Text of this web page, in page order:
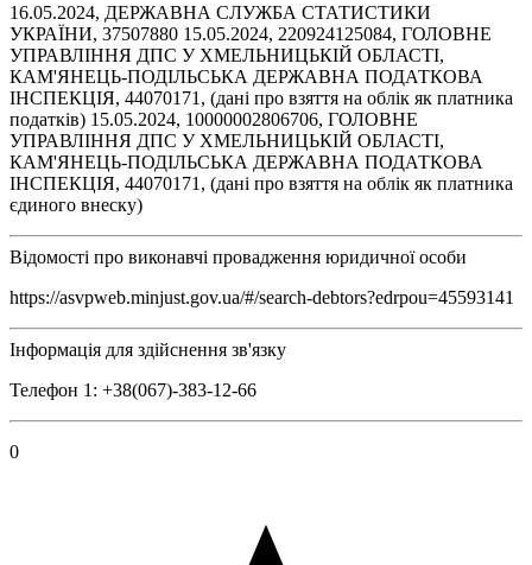
16.05.2024, ДЕРЖАВНА СЛУЖБА СТАТИСТИКИ
УКРАЇНИ, 37507880 15.05.2024, 220924125084, ГОЛОВНЕ
УПРАВЛІННЯ ДПС У ХМЕЛЬНИЦЬКІЙ ОБЛАСТІ,
КАМ'ЯНЕЦЬ-ПОДІЛЬСЬКА ДЕРЖАВНА ПОДАТКОВА
ІНСПЕКЦІЯ, 44070171, (дані про взяття на облік як платника
податків) 15.05.2024, 10000002806706, ГОЛОВНЕ
УПРАВЛІННЯ ДПС У ХМЕЛЬНИЦЬКІЙ ОБЛАСТІ,
КАМ'ЯНЕЦЬ-ПОДІЛЬСЬКА ДЕРЖАВНА ПОДАТКОВА
ІНСПЕКЦІЯ, 44070171, (дані про взяття на облік як платника
єдиного внеску)
Відомості про виконавчі провадження юридичної особи
https://asvpweb.minjust.gov.ua/#/search-debtors?edrpou=45593141
Інформація для здійснення зв'язку
Телефон 1: +38(067)-383-12-66
0